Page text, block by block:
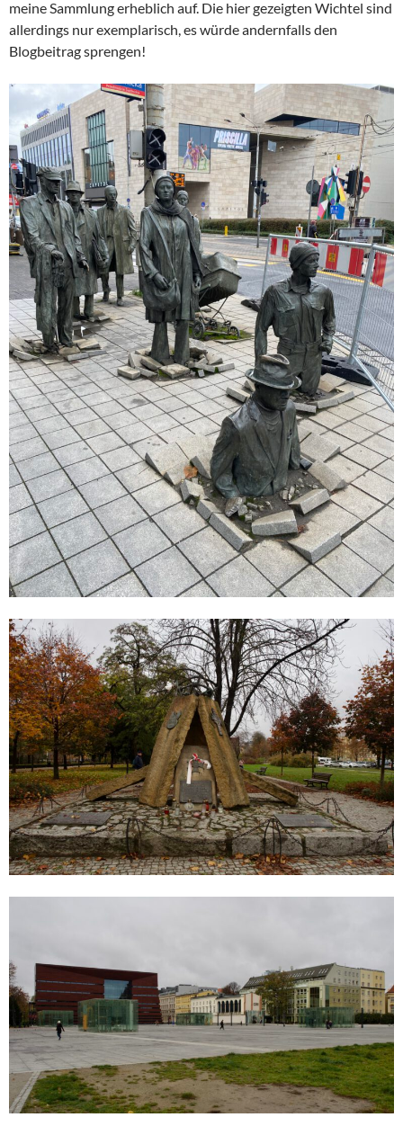
meine Sammlung erheblich auf. Die hier gezeigten Wichtel sind
allerdings nur exemplarisch, es würde andernfalls den
Blogbeitrag sprengen!